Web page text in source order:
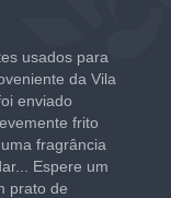
usados para
da Vila
enviado
frito
fragrância
Espere um
prato de